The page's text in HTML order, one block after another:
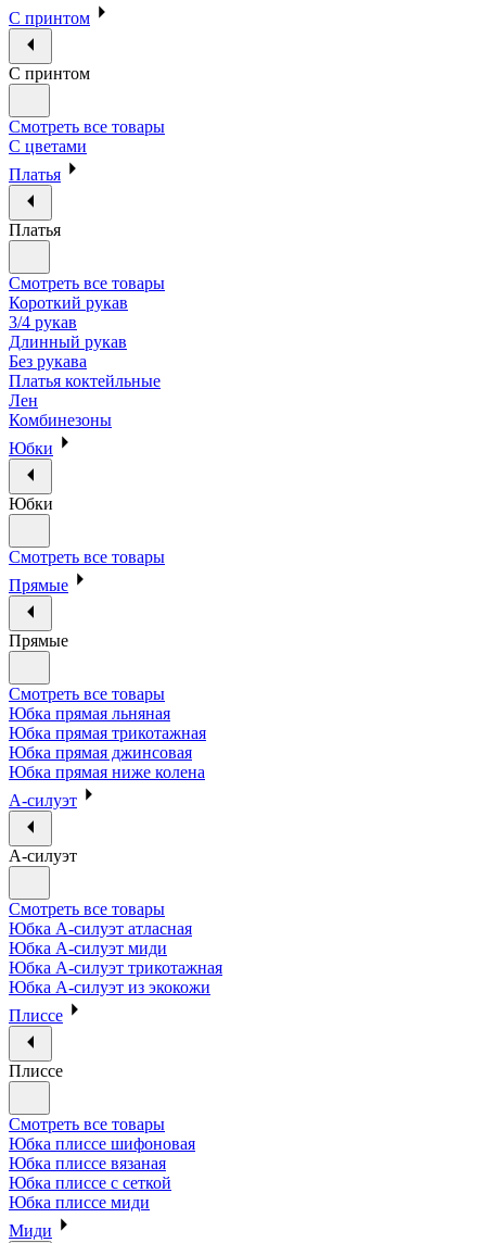
С принтом
С принтом
Смотреть все товары
С цветами
Платья
Платья
Смотреть все товары
Короткий рукав
3/4 рукав
Длинный рукав
Без рукава
Платья коктейльные
Лен
Комбинезоны
Юбки
Юбки
Смотреть все товары
Прямые
Прямые
Смотреть все товары
Юбка прямая льняная
Юбка прямая трикотажная
Юбка прямая джинсовая
Юбка прямая ниже колена
А-силуэт
А-силуэт
Смотреть все товары
Юбка А-силуэт атласная
Юбка А-силуэт миди
Юбка А-силуэт трикотажная
Юбка А-силуэт из экокожи
Плиссе
Плиссе
Смотреть все товары
Юбка плиссе шифоновая
Юбка плиссе вязаная
Юбка плиссе с сеткой
Юбка плиссе миди
Миди